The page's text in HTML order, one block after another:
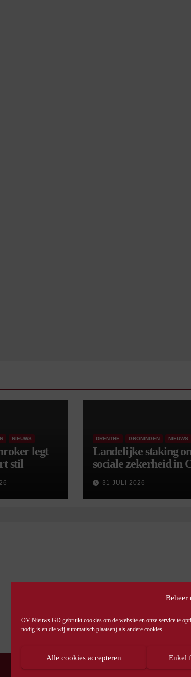
Beheer
OV Nieuws GD gebruikt cookies om de website en onze service te
nodig is en die wij automatisch plaatsen) als andere cookies.
Alle cookies accepteren Enkel
NIEUWS
legt
stil
DRENTHE GRONINGEN NIEUWS
Landelijke staking
sociale zekerheid in
aangekondigd voor 9
september
31 JULI 2026
© OV Nieuws GD -Privacyverklaring